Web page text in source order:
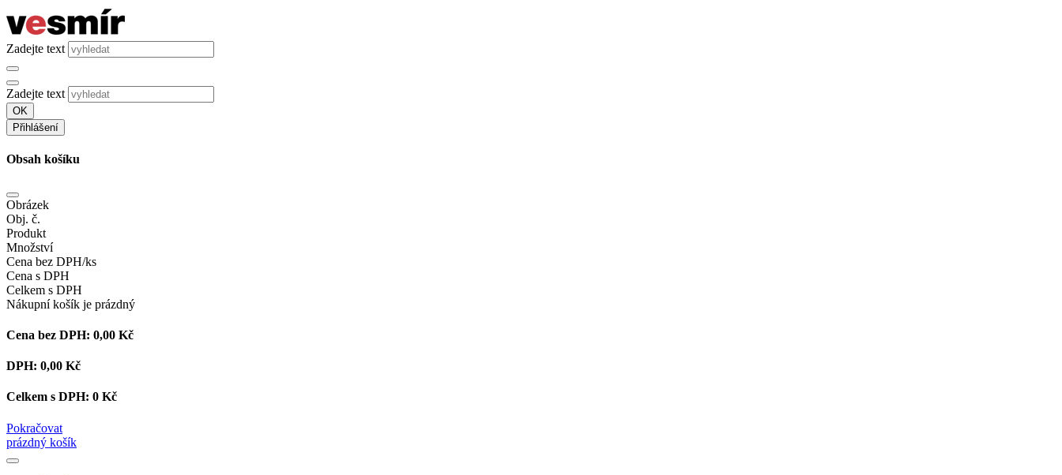
Zadejte text
Zadejte text
OK
Přihlášení
Obsah košíku
Obrázek
Obj. č.
Produkt
Množství
Cena bez DPH/ks
Cena s DPH
Celkem s DPH
Nákupní košík je prázdný
Cena bez DPH: 0,00 Kč
DPH: 0,00 Kč
Celkem s DPH: 0 Kč
Pokračovat
prázdný košík